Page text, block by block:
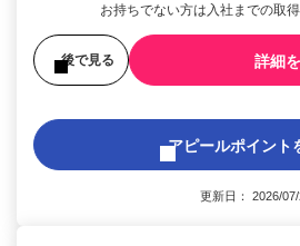
お持ちでない方は入社までの取得
後で見る 詳細
アピールポイント
更新日： 2026/